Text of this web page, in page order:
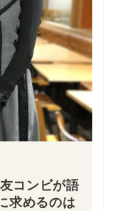
コンビが語
求めるのは